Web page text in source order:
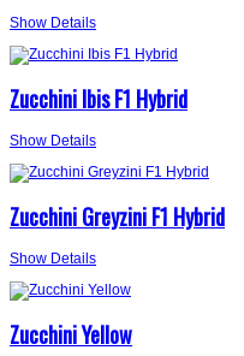
Show Details
Zucchini Ibis F1 Hybrid
Show Details
Zucchini Greyzini F1 Hybrid
Show Details
Zucchini Yellow